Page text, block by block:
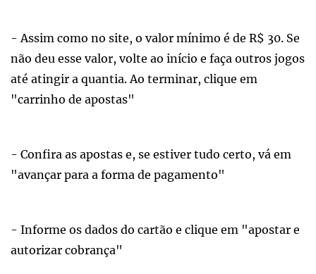
- Assim como no site, o valor mínimo é de R$ 30. Se
não deu esse valor, volte ao início e faça outros jogos
até atingir a quantia. Ao terminar, clique em
"carrinho de apostas"
- Confira as apostas e, se estiver tudo certo, vá em
"avançar para a forma de pagamento"
- Informe os dados do cartão e clique em "apostar e
autorizar cobrança"